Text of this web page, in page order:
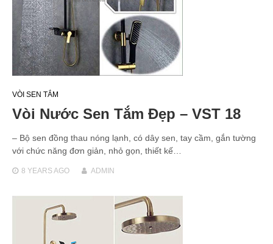
VÒI SEN TẮM
Vòi Nước Sen Tắm Đẹp – VST 18
– Bộ sen đồng thau nóng lạnh, có dây sen, tay cầm, gắn tường
với chức năng đơn giản, nhỏ gọn, thiết kế…
8 YEARSAGO ADMIN